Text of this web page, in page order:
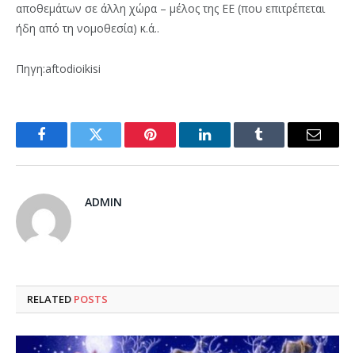
αποθεμάτων σε άλλη χώρα – μέλος της ΕΕ (που επιτρέπεται
ήδη από τη νομοθεσία) κ.ά..
Πηγη:aftodioikisi
FacebookTwitter Pinterest LinkedInTumblr Email
ADMIN
RELATED POSTS